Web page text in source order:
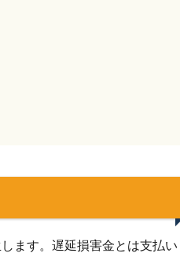
ます。遅延損害金とは支払い